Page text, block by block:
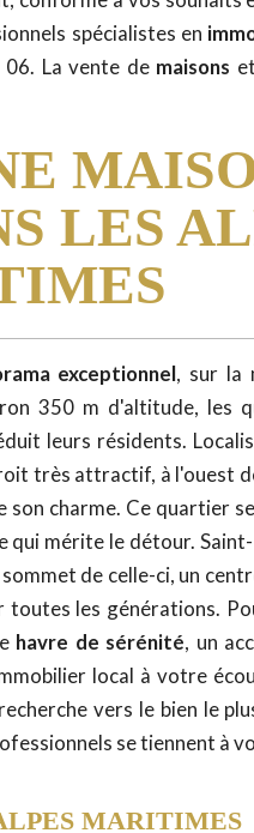
spécialistes en
La vente de maisons
LES
exceptionnel, sur la
350 m d'altitude, les
leurs résidents.
très attractif, à l'ouest
charme. Ce quartier
qui mérite le détour.
de celle-ci, un
toutes les générations.
havre de sérénité, un
local à votre
vers le bien le
se tiennent à
MARITIMES